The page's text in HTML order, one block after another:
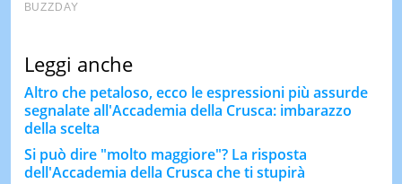
Leggi anche
Altro che petaloso, ecco le espressioni più assurde
segnalate all'Accademia della Crusca: imbarazzo
della scelta
Si può dire "molto maggiore"? La risposta
dell'Accademia della Crusca che ti stupirà